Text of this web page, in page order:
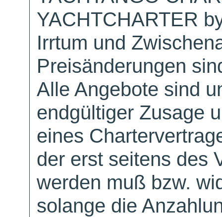
YACHTCHARTER
Irrtum und
Preisänderungen
Alle Angebote sind
endgültiger Zusage
eines
der erst seitens des
werden muß bzw.
solange die